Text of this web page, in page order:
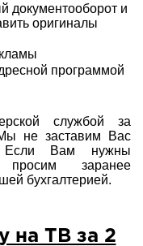
документооборот и
оригиналы
программой
службой за
не заставим Вас
Вам нужны
просим заранее
бухгалтерией.
на ТВ за 2